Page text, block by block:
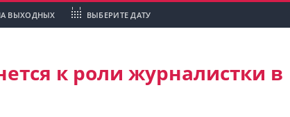
ВЫХОДНЫХ ВЫБЕРИТЕ ДАТУ
к роли журналистки в